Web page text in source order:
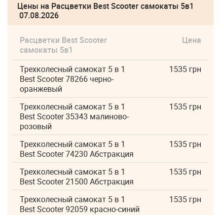
Цены на Расцветки Best Scooter самокаты 5в1
07.08.2026
Расцветки Best Scooter
самокаты 5в1
Цена
Трехколесный самокат 5 в 1
Best Scooter 78266 черно-
оранжевый
1535 грн
Трехколесный самокат 5 в 1
Best Scooter 35343 малиново-
розовый
1535 грн
Трехколесный самокат 5 в 1
Best Scooter 74230 Абстракция
1535 грн
Трехколесный самокат 5 в 1
Best Scooter 21500 Абстракция
1535 грн
Трехколесный самокат 5 в 1
Best Scooter 92059 красно-синий
1535 грн